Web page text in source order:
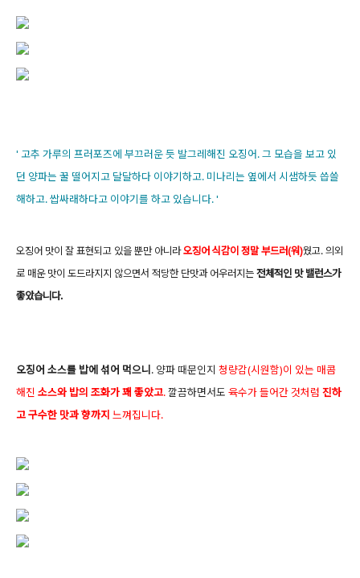
' 고추 가루의 프러포즈에 부끄러운 듯 발그레해진 오징어. 그 모습을 보고 있
던 양파는 꿀 떨어지고 달달하다 이야기하고. 미나리는 옆에서 시샘하듯 씁쓸
해하고. 쌉싸래하다고 이야기를 하고 있습니다. '
오징어 맛이 잘 표현되고 있을 뿐만 아니라오징어 식감이 정말 부드러(워)웠고. 의외
로 매운 맛이 도드라지지 않으면서 적당한 단맛과 어우러지는 전체적인 맛 밸런스가
좋았습니다.
오징어 소스를 밥에 섞어 먹으니 . 양파 때문인지 청량감(시원함)이 있는 매콤
해진 소스와 밥의 조화가 꽤 좋았고.깔끔하면서도 육수가 들어간 것처럼 진하
고 구수한 맛과 향까지 느껴집니다.